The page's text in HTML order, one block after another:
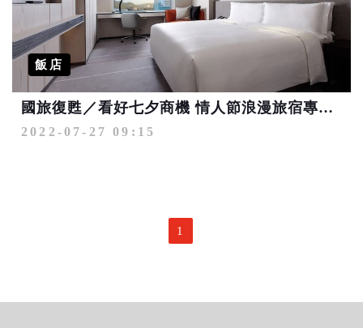
飯店
國旅復甦／看好七夕商機 情人節浪漫旅宿專區看這裡
2022-07-27 09:15
1